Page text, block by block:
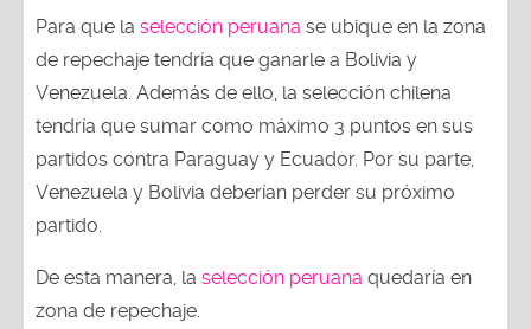
Para que la selección peruana se ubique en la zona
de repechaje tendría que ganarle a Bolivia y
Venezuela. Además de ello, la selección chilena
tendría que sumar como máximo 3 puntos en sus
partidos contra Paraguay y Ecuador. Por su parte,
Venezuela y Bolivia deberían perder su próximo
partido.
De esta manera, la selección peruana quedaría en
zona de repechaje.